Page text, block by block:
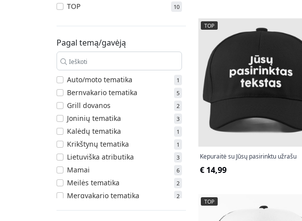
TOP 10
Pagal temą/gavėją
Auto/moto tematika 1
Bernvakario tematika 5
Grill dovanos 2
Joninių tematika 3
Kalėdų tematika 1
Krikštynų tematika 1
Lietuviška atributika 3
Mamai 6
Meilės tematika 2
Mergvakario tematika 2
Šeimai 2
TOP
Kepuraitė su Jūsų pasirinktu užrašu
€ 14,99
TOP